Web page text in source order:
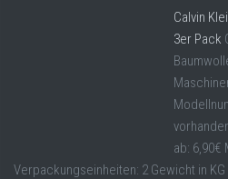
Calvin
3er Pack
ab: 6,90€
Verpackungseinheiten: 2 Gewicht in